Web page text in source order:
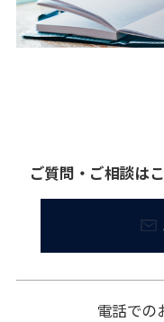
ご質問・ご相談は
電話での